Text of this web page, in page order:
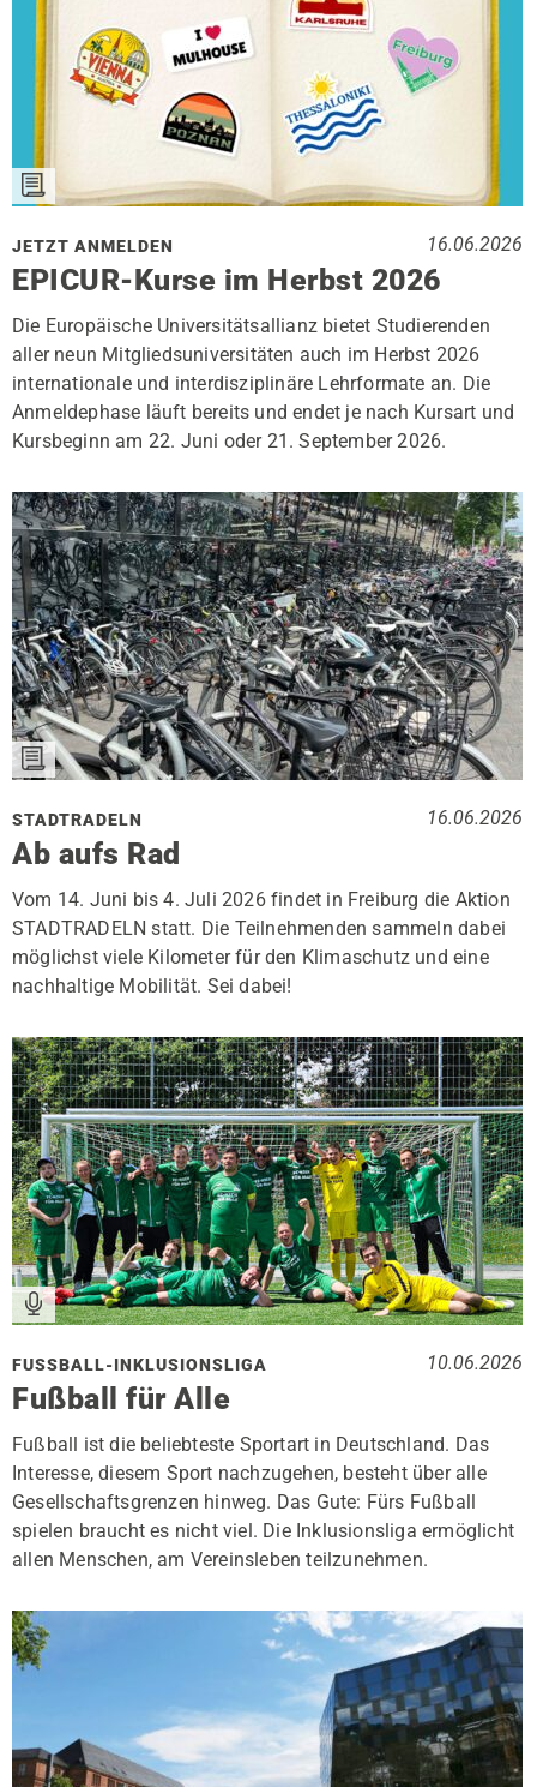
JETZT ANMELDEN 16.06.2026
EPICUR-Kurse im Herbst 2026
Die Europäische Universitätsallianz bietet Studierenden
aller neun Mitgliedsuniversitäten auch im Herbst 2026
internationale und interdisziplinäre Lehrformate an. Die
Anmeldephase läuft bereits und endet je nach Kursart und
Kursbeginn am 22. Juni oder 21. September 2026.
STADTRADELN 16.06.2026
Ab aufs Rad
Vom 14. Juni bis 4. Juli 2026 findet in Freiburg die Aktion
STADTRADELN statt. Die Teilnehmenden sammeln dabei
möglichst viele Kilometer für den Klimaschutz und eine
nachhaltige Mobilität. Sei dabei!
FUSSBALL-INKLUSIONSLIGA 10.06.2026
Fußball für Alle
Fußball ist die beliebteste Sportart in Deutschland. Das
Interesse, diesem Sport nachzugehen, besteht über alle
Gesellschaftsgrenzen hinweg. Das Gute: Fürs Fußball
spielen braucht es nicht viel. Die Inklusionsliga ermöglicht
allen Menschen, am Vereinsleben teilzunehmen.